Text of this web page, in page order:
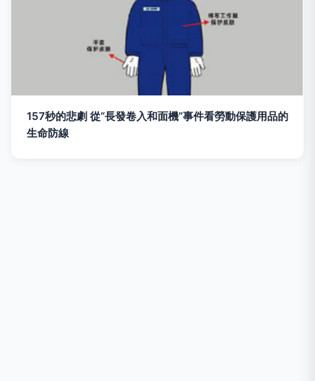
157秒的悲劇 從“長發卷入和面機”事件看勞動保護用品的
生命防線